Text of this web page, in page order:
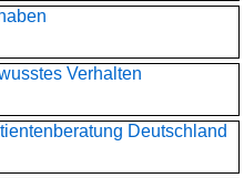
Verhalten
Deutschland